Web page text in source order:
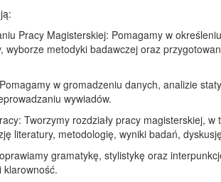
Pracy Magisterskiej: Pomagamy w
wyborze metodyki badawczej oraz
w gromadzeniu danych, analizie
wywiadów.
Tworzymy rozdziały pracy magisterskiej, w
literatury, metodologię, wyniki badań,
gramatykę, stylistykę oraz
klarowność.